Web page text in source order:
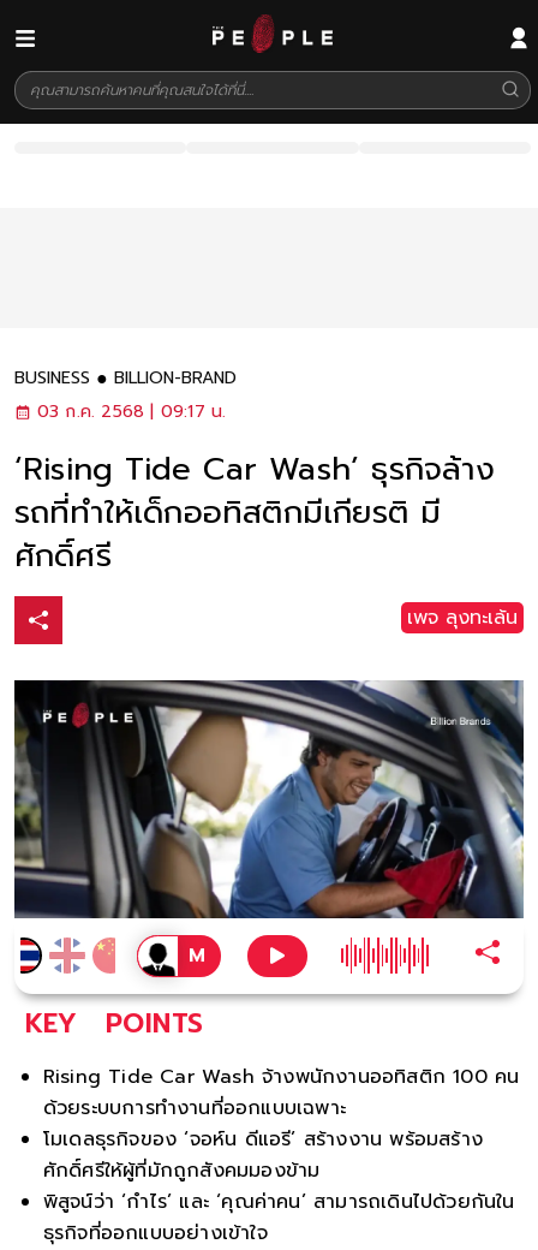
BUSINESS
BILLION-BRAND
03 ก.ค. 2568 | 09:17 น.
‘Rising Tide Car Wash’ ธุรกิจล้าง
รถที่ทำให้เด็กออทิสติกมีเกียรติ มี
ศักดิ์ศรี
เพจ ลุงทะเล้น
KEY POINTS
Rising Tide Car Wash จ้างพนักงานออทิสติก 100 คน
ด้วยระบบการทำงานที่ออกแบบเฉพาะ
โมเดลธุรกิจของ ‘จอห์น ดีแอรี’ สร้างงาน พร้อมสร้าง
ศักดิ์ศรีให้ผู้ที่มักถูกสังคมมองข้าม
พิสูจน์ว่า ‘กำไร’ และ ‘คุณค่าคน’ สามารถเดินไปด้วยกันใน
ธุรกิจที่ออกแบบอย่างเข้าใจ